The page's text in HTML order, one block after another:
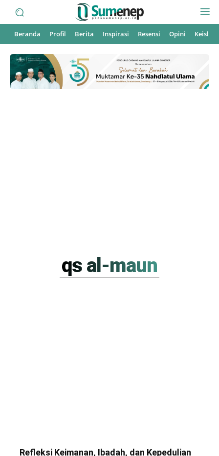
Beranda Profil Berita Inspirasi Resensi Opini
qs al-maun
Refleksi Keimanan, Ibadah, dan Kepedulian